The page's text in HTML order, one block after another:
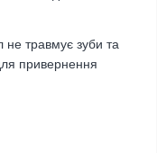
не травмує зуби та
привернення